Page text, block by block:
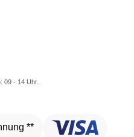
09 - 14 Uhr.
**